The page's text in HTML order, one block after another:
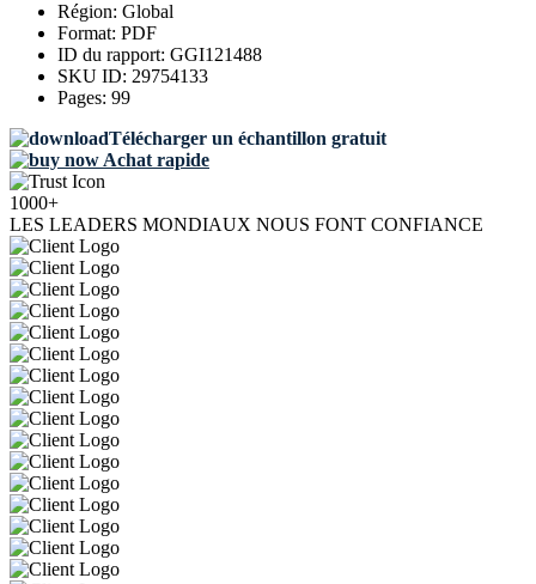
Région: Global
Format: PDF
ID du rapport: GGI121488
SKU ID: 29754133
Pages: 99
Télécharger un échantillon gratuit
Achat rapide
1000+
LES LEADERS MONDIAUX NOUS FONT CONFIANCE